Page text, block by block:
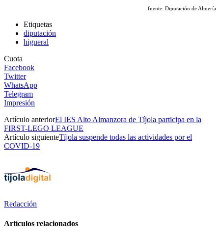
fuente: Diputación de Almería
Etiquetas
diputación
higueral
Cuota
Facebook
Twitter
WhatsApp
Telegram
Impresión
Artículo anteriorEl IES Alto Almanzora de Tíjola participa en la
FIRST-LEGO LEAGUE
Artículo siguienteTíjola suspende todas las actividades por el
COVID-19
Redacción
Artículos relacionados